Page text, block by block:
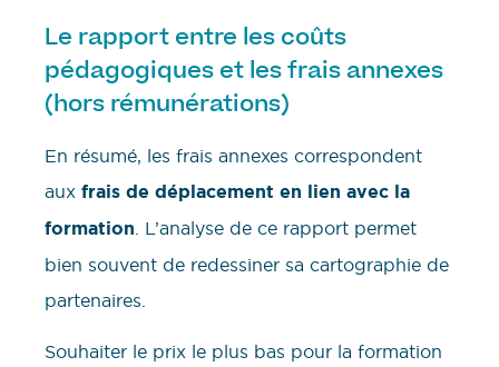
Le rapport entre les coûts
pédagogiques et les frais annexes
(hors rémunérations)
En résumé, les frais annexes correspondent
aux frais de déplacement en lien avec la
formation . L’analyse de ce rapport permet
bien souvent de redessiner sa cartographie de
partenaires.
Souhaiter le prix le plus bas pour la formation